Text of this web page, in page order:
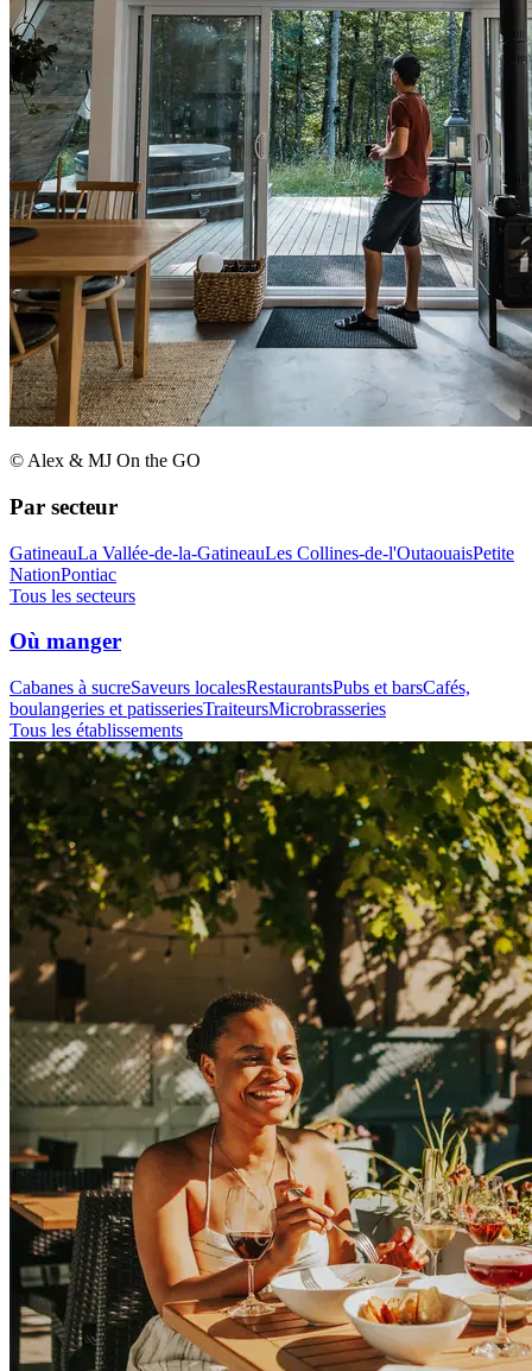
© Alex & MJ On the GO
Par secteur
GatineauLa Vallée-de-la-GatineauLes Collines-de-l'OutaouaisPetite
NationPontiac
Tous les secteurs
Où manger
Cabanes à sucreSaveurs localesRestaurantsPubs et barsCafés,
boulangeries et patisseriesTraiteursMicrobrasseries
Tous les établissements